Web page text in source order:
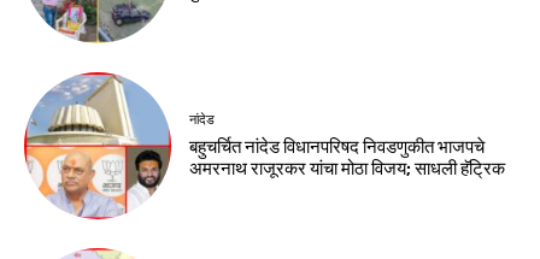
नांदेड
बहुचर्चित नांदेड विधानपरिषद निवडणुकीत भाजपचे
अमरनाथ राजूरकर यांचा मोठा विजय; साधली हॅट्रिक